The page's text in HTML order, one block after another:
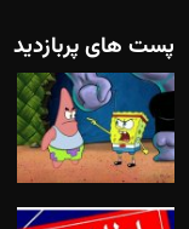
پست های پربازدید